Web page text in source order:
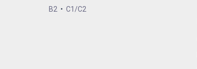
B2 • C1/C2